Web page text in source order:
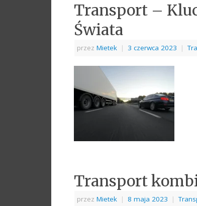
Transport –
Świata
przez Mietek | 3 czerwca 2023 |
Transport
przez Mietek | 8 maja 2023 |